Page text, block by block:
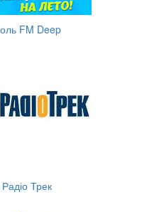
FM Deep
Радіо Трек